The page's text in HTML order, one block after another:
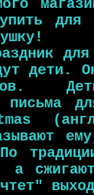
для
дети.
письма
а